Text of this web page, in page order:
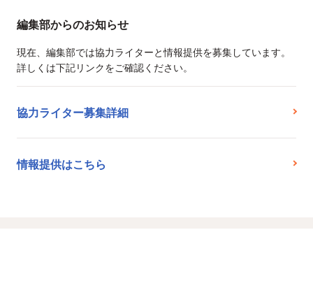
編集部からのお知らせ
現在、編集部では協力ライターと情報提供を募集しています。
詳しくは下記リンクをご確認ください。
協力ライター募集詳細
情報提供はこちら